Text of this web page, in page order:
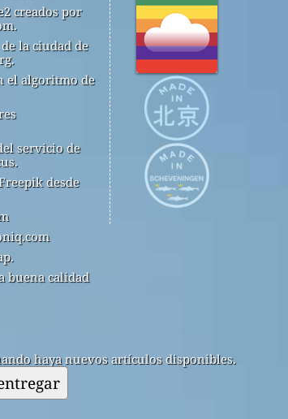
creados por
la ciudad de
el algoritmo de
servicio de
desde
buena calidad
haya nuevos artículos disponibles.